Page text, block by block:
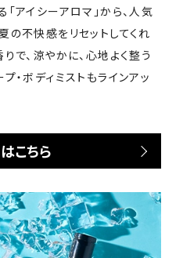
アイシーアロマ」から、人気
の不快感をリセットしてくれ
で、涼やかに、心地よく整う
・ボディミストもラインアッ
こちら